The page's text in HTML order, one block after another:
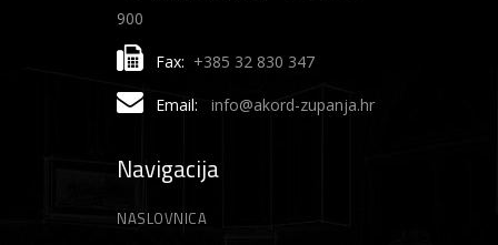
900
Fax: +385 32 830 347
Email: info@akord-zupanja.hr
Navigacija
NASLOVNICA